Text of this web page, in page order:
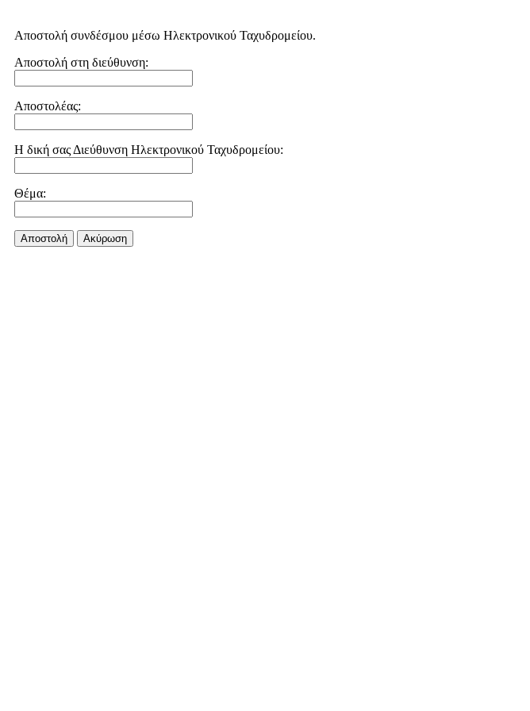
Αποστολή συνδέσμου μέσω Ηλεκτρονικού Ταχυδρομείου.
Αποστολή στη διεύθυνση:
Αποστολέας:
Η δική σας Διεύθυνση Ηλεκτρονικού Ταχυδρομείου:
Θέμα:
Αποστολή Aκύρωση